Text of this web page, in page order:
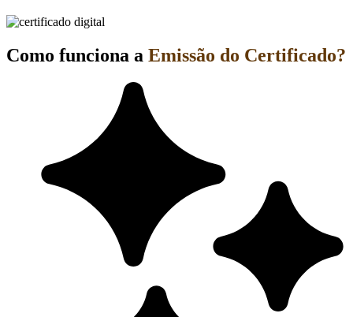
Como funciona a Emissão do Certificado?